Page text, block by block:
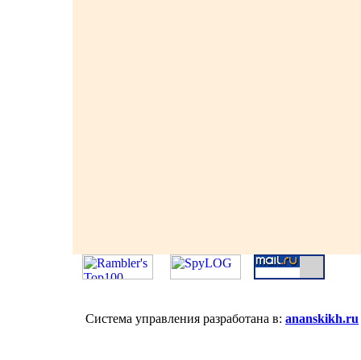
Система управления разработана в: ananskikh.ru